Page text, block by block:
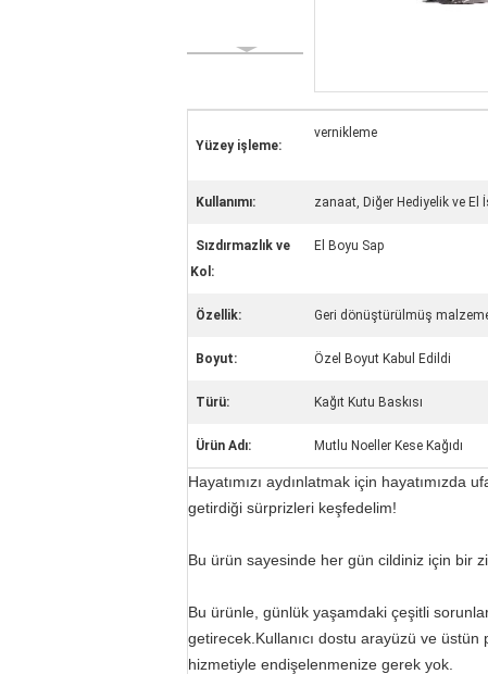
Yüzey işleme:
vernikleme
Kullanımı: zanaat, Diğer Hediyelik ve El
Sızdırmazlık ve
Kol:
El Boyu Sap
Özellik: Geri dönüştürülmüş
Boyut: Özel Boyut Kabul Edildi
Türü: Kağıt Kutu Baskısı
Ürün Adı: Mutlu Noeller Kese Kağıdı
Hayatımızı aydınlatmak için
getirdiği sürprizleri keşfedelim!
Bu ürün sayesinde her gün cildiniz için bir
Bu ürünle, günlük yaşamdaki çeşitli
getirecek.Kullanıcı dostu arayüzü ve üstün
hizmetiyle endişelenmenize gerek yok.